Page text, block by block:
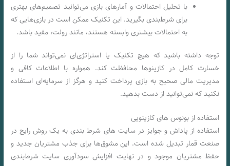
با تحلیل احتمالات و آمارهای بازی می‌توانید تصمیم‌های بهتری
برای شرط‌بندی بگیرید. این تکنیک ممکن است در بازی‌هایی که
به احتمالات بیشتری وابسته هستند، مانند رولت، مفید باشد.
توجه داشته باشید که هیچ تکنیک یا استراتژی‌ای نمی‌تواند شما را از
خسارت کامل در کازینوها محافظت کند. همواره با اطلاعات کافی و
مدیریت مالی صحیح به بازی پرداخت کنید و هرگز از سرمایه‌ای استفاده
نکنید که نمی‌توانید از دست بدهید.
استفاده از بونوس های کازینویی
استفاده از پاداش و جوایز در سایت های شرط بندی به یک روش رایج در
صنعت قمار تبدیل شده است. این مشوق‌ها برای جذب مشتریان جدید و
حفظ مشتریان موجود و در نهایت افزایش سودآوری سایت شرط‌بندی